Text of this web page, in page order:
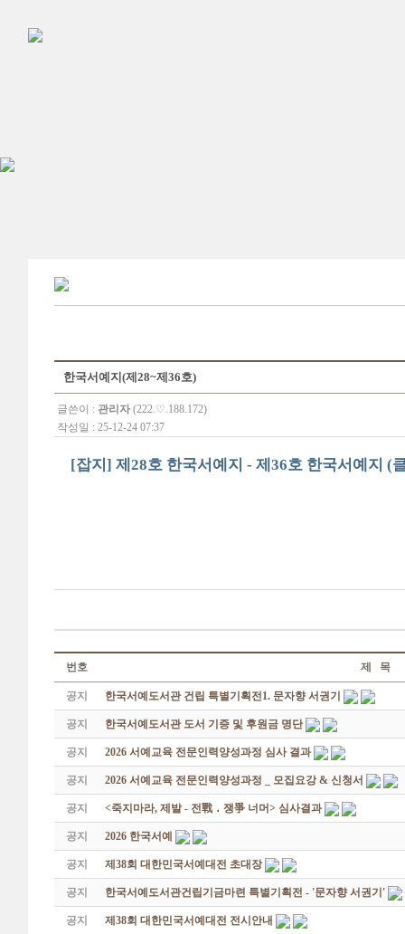
한국서예지(제28~제36호)
글쓴이 : 관리자 (222.♡.188.172)
작성일 : 25-12-24 07:37
[잡지] 제28호 한국서예지 - 제36호 한국서예지 (
번호 제 목
공지 한국서예도서관 건립 특별기획전1. 문자향 서권기
공지 한국서예도서관 도서 기증 및 후원금 명단
공지 2026 서예교육 전문인력양성과정 심사 결과
공지 2026 서예교육 전문인력양성과정 _ 모집요강 & 신청서
공지 <죽지마라, 제발 - 전戰 ․ 쟁爭 너머> 심사결과
공지 2026 한국서예
공지 제38회 대한민국서예대전 초대장
공지 한국서예도서관건립기금마련 특별기획전 - '문자향 서권기'
공지 제38회 대한민국서예대전 전시안내